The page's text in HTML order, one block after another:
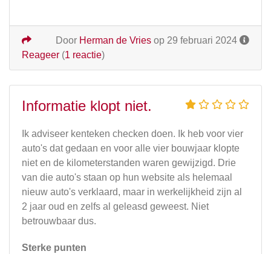
Door Herman de Vries op 29 februari 2024
Reageer (1 reactie)
Informatie klopt niet.
Ik adviseer kenteken checken doen. Ik heb voor vier
auto's dat gedaan en voor alle vier bouwjaar klopte
niet en de kilometerstanden waren gewijzigd. Drie
van die auto's staan op hun website als helemaal
nieuw auto's verklaard, maar in werkelijkheid zijn al
2 jaar oud en zelfs al geleasd geweest. Niet
betrouwbaar dus.
Sterke punten